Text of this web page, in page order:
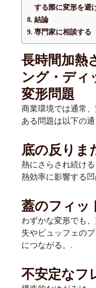
する際に変形を避
結論
専門家に相談する
長時間加熱
ング・ディ
変形問題
商業環境では通常
ある問題は以下の通
底の反りま
熱にさらされ続け
熱効率に影響する
蓋のフィッ
わずかな変形でも
失やビュッフェの
につながる。.
不安定なフ